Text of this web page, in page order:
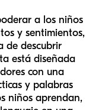
a los niños
y sentimientos,
de descubrir
está diseñada
con una
y palabras
niños aprendan,